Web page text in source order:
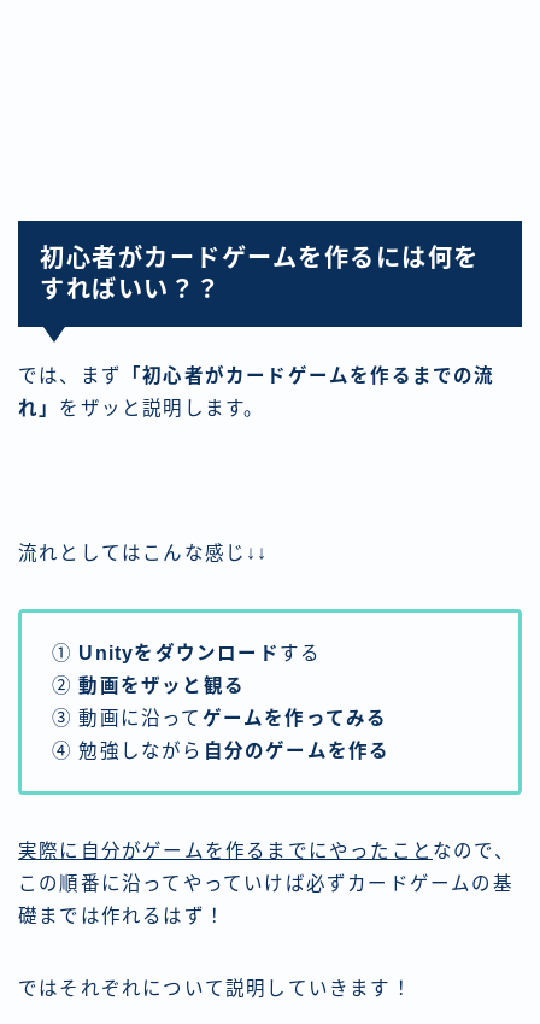
初心者がカードゲームを作るには何を
すればいい？？
では、まず
「初心者がカードゲームを作るまでの流
れ」 をザッと説明します。
流れとしてはこんな感じ↓↓
① Unityをダウンロード する
②動画をザッと観る
③ 動画に沿って ゲームを作ってみる
④ 勉強しながら 自分のゲームを作る
実際に自分がゲームを作るまでにやったこと なので、
この順番に沿ってやっていけば必ずカードゲームの基
礎までは作れるはず！
ではそれぞれについて説明していきます！